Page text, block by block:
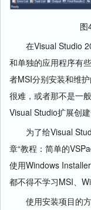
图
在Visual Studio
和单独的应用程序有
者MSI分别安装和维
很难，或者那不是一
Visual Studio扩展创建
为了给Visual
章“教程：简单的
使用Windows
都不得不学习MSI、
使用安装项目的方